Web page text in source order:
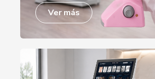
Ver más